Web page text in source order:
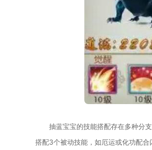
抽蓝宝宝的技能搭配存在多种分
搭配3个被动技能，如厄运或化功配